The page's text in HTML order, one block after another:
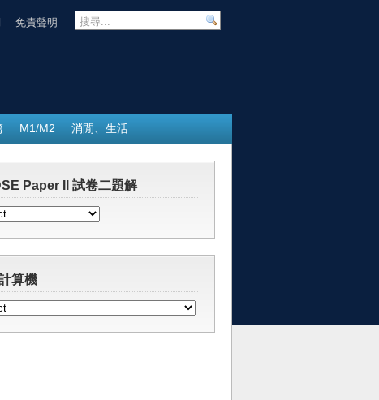
免責聲明
M1/M2 消閒、生活
Paper II 試卷二題解
算機